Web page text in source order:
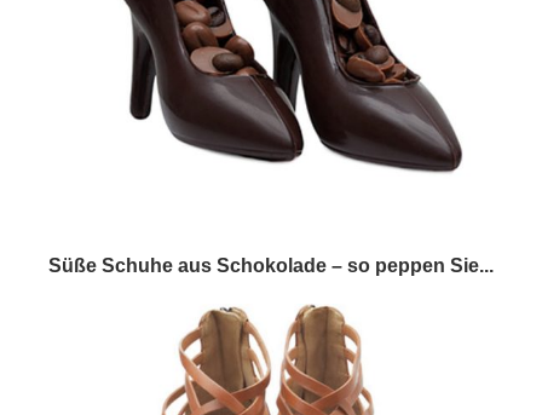
Süße Schuhe aus Schokolade – so peppen Sie...